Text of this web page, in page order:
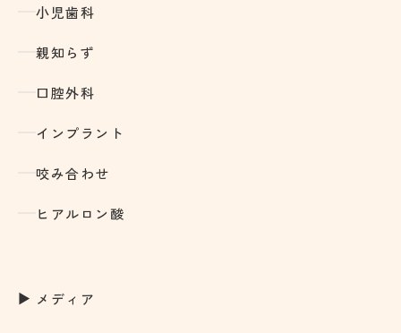
小児歯科
親知らず
口腔外科
インプラント
咬み合わせ
ヒアルロン酸
メディア